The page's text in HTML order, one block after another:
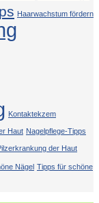
Haarwachstum fördern
Kontaktekzem
Haut Nagelpflege-Tipps
der Haut
Nägel Tipps für schöne